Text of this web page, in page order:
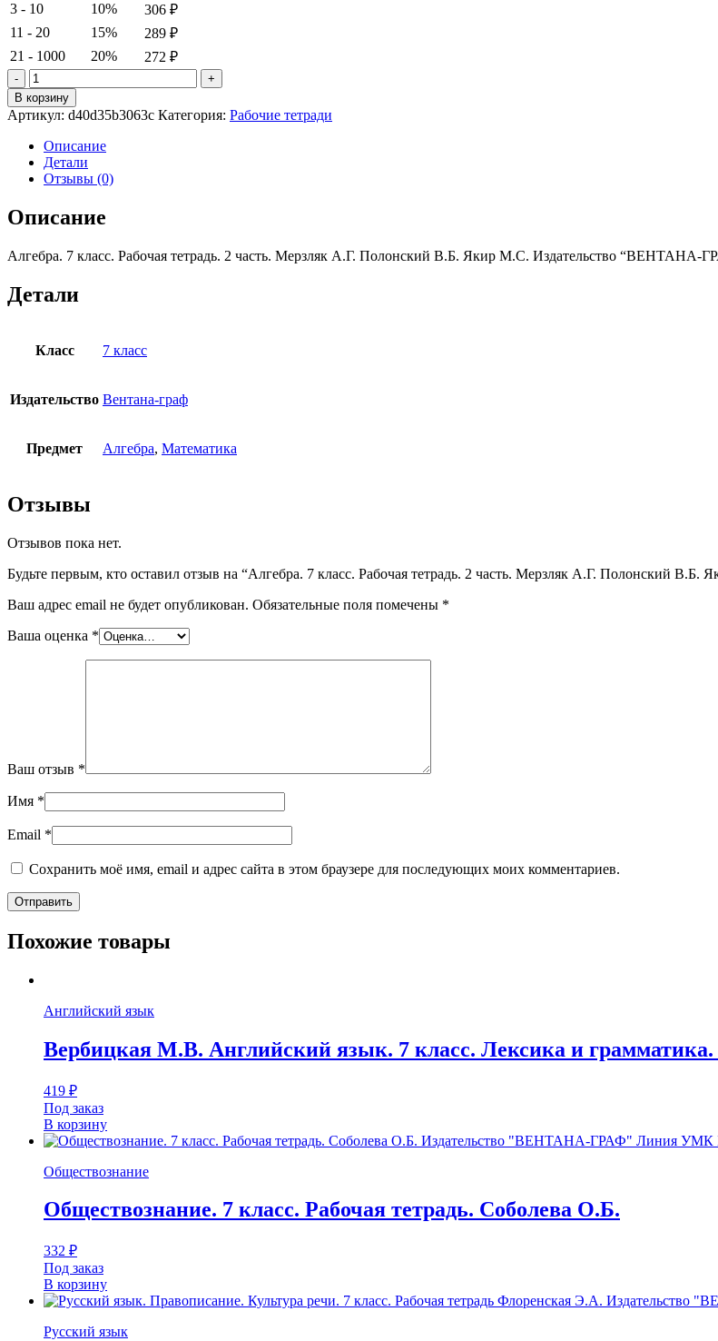
3 - 10
10% 306 ₽
11 - 20
15% 289 ₽
21 - 1000
20% 272 ₽
Количество
товара
Алгебра.
класс.
Рабочая
тетрадь.
Мерзляк
Полонский
Якир
М.С.
В корзину
Артикул: d40d35b3063c Категория: Рабочие тетради
Описание
Детали
Отзывы (0)
Описание
Алгебра. 7 класс. Рабочая тетрадь. 2 часть. Мерзляк А.Г. Полонский В.Б. Якир М.С. Издательство
Детали
Класс 7 класс
Издательство Вентана-граф
Предмет Алгебра, Математика
Отзывы
Отзывов пока нет.
Будьте первым, кто оставил отзыв на “Алгебра. 7 класс. Рабочая тетрадь. 2 часть. Мерзляк А.Г. Полонский В.Б.
Ваш адрес email не будет опубликован. Обязательные поля помечены *
Ваша оценка *
Ваш отзыв *
Имя *
Email *
Сохранить моё имя, email и адрес сайта в этом браузере для последующих моих комментариев.
Похожие товары
Английский язык
Вербицкая М.В. Английский язык. 7 класс. Лексика и
419 ₽
Под заказ
В корзину
Обществознание
Обществознание. 7 класс. Рабочая тетрадь. Соболева О.Б.
332 ₽
Под заказ
В корзину
Русский язык